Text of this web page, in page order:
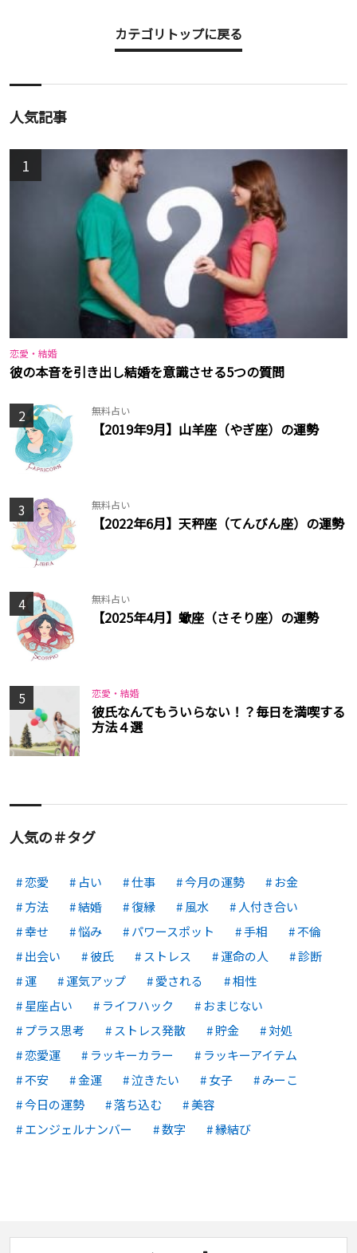
カテゴリトップに戻る
人気記事
1
恋愛・結婚
彼の本音を引き出し結婚を意識させる5つの質問
2 無料占い
【2019年9月】山羊座（やぎ座）の運勢
3 無料占い
【2022年6月】天秤座（てんびん座）の運勢
4 無料占い
【2025年4月】蠍座（さそり座）の運勢
5 恋愛・結婚
彼氏なんてもういらない！？毎日を満喫する
方法４選
人気の＃タグ
恋愛 占い 仕事 今月の運勢
お金
方法
結婚 復縁 風水
人付き合い
幸せ
悩み パワースポット 手相
不倫
出会い
彼氏 ストレス 運命の人
診断
運
運気アップ 愛される
相性
星座占い
ライフハック
おまじない
プラス思考
ストレス発散 貯金
対処
恋愛運
ラッキーカラー
ラッキーアイテム
不安
金運 泣きたい 女子
みーこ
今日の運勢
落ち込む
美容
エンジェルナンバー
数字 縁結び